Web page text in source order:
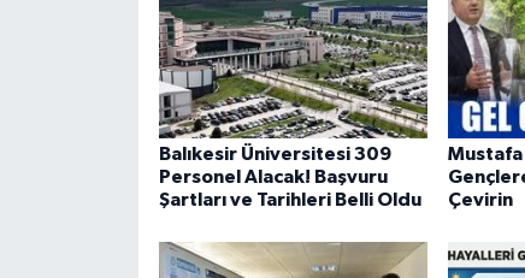
Balıkesir Üniversitesi 309
Personel Alacak! Başvuru
Şartları ve Tarihleri Belli Oldu
Mustafa
Çevirin